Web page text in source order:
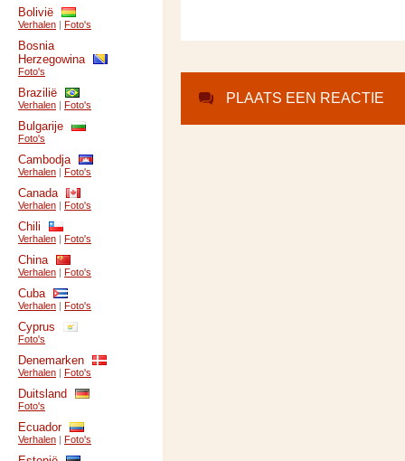
PLAATS EEN REACTIE
Bolivië
Verhalen | Foto's
Bosnia
Herzegowina
Foto's
Brazilië
Verhalen | Foto's
Bulgarije
Foto's
Cambodja
Verhalen | Foto's
Canada
Verhalen | Foto's
Chili
Verhalen | Foto's
China
Verhalen | Foto's
Cuba
Verhalen | Foto's
Cyprus
Foto's
Denemarken
Verhalen | Foto's
Duitsland
Foto's
Ecuador
Verhalen | Foto's